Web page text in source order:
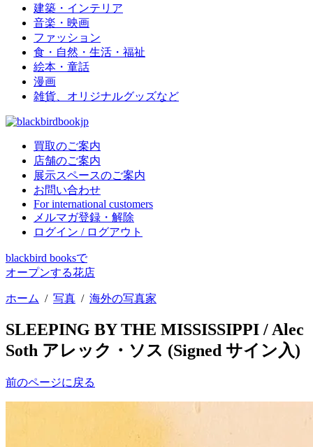
建築・インテリア
音楽・映画
ファッション
食・自然・生活・福祉
絵本・童話
漫画
雑貨、オリジナルグッズなど
買取のご案内
店舗のご案内
展示スペースのご案内
お問い合わせ
For international customers
メルマガ登録・解除
ログイン / ログアウト
blackbird booksで
オープンする花店
ホーム / 写真 / 海外の写真家
SLEEPING BY THE MISSISSIPPI / Alec
Soth アレック・ソス (Signed サイン入)
前のページに戻る